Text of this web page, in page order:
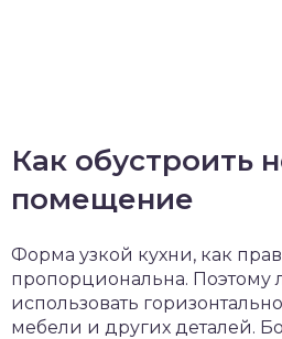
Как обустроить
помещение
Форма узкой кухни, как
пропорциональна. Поэтому
использовать
мебели и других деталей.